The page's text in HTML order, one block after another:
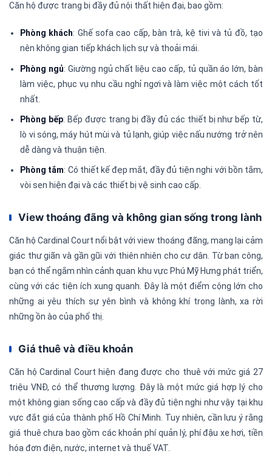
Căn hộ được trang bị đầy đủ nội thất hiện đại, bao gồm:
Phòng khách: Ghế sofa cao cấp, bàn trà, kệ tivi và tủ đồ, tạo
nên không gian tiếp khách lịch sự và thoải mái.
Phòng ngủ: Giường ngủ chất liệu cao cấp, tủ quần áo lớn, bàn
làm việc, phục vụ nhu cầu nghỉ ngơi và làm việc một cách tốt
nhất.
Phòng bếp: Bếp được trang bị đầy đủ các thiết bị như bếp từ,
lò vi sóng, máy hút mùi và tủ lạnh, giúp việc nấu nướng trở nên
dễ dàng và thuận tiện.
Phòng tắm: Có thiết kế đẹp mắt, đầy đủ tiện nghi với bồn tắm,
vòi sen hiện đại và các thiết bị vệ sinh cao cấp.
View thoáng đãng và không gian sống trong lành
Căn hộ Cardinal Court nổi bật với view thoáng đãng, mang lại cảm
giác thư giãn và gần gũi với thiên nhiên cho cư dân. Từ ban công,
bạn có thể ngắm nhìn cảnh quan khu vực Phú Mỹ Hưng phát triển,
cùng với các tiện ích xung quanh. Đây là một điểm cộng lớn cho
những ai yêu thích sự yên bình và không khí trong lành, xa rời
những ồn ào của phố thị.
Giá thuê và điều khoản
Căn hộ Cardinal Court hiện đang được cho thuê với mức giá 27
triệu VNĐ, có thể thương lượng. Đây là một mức giá hợp lý cho
một không gian sống cao cấp và đầy đủ tiện nghi như vậy tại khu
vực đắt giá của thành phố Hồ Chí Minh. Tuy nhiên, cần lưu ý rằng
giá thuê chưa bao gồm các khoản phí quản lý, phí đậu xe hơi, tiền
hóa đơn điện, nước, internet và thuế VAT.